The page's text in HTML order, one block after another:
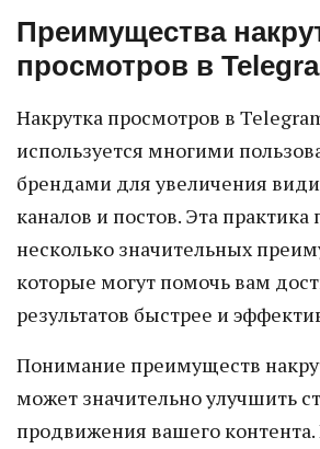
Преимущества
просмотров в
Накрутка просмотров в
используется многими
брендами для увеличения
каналов и постов. Эта практика
несколько значительных
которые могут помочь вам
результатов быстрее и
Понимание преимуществ
может значительно улучшить
продвижения вашего контента.